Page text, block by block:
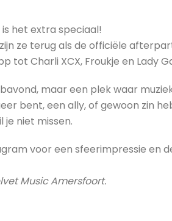
is het extra speciaal!
ze terug als de officiële
tot Charli XCX, Froukje en Lady
maar een plek waar
bent, een ally, of gewoon zin
je niet missen.
voor een sfeerimpressie en
Music Amersfoort.